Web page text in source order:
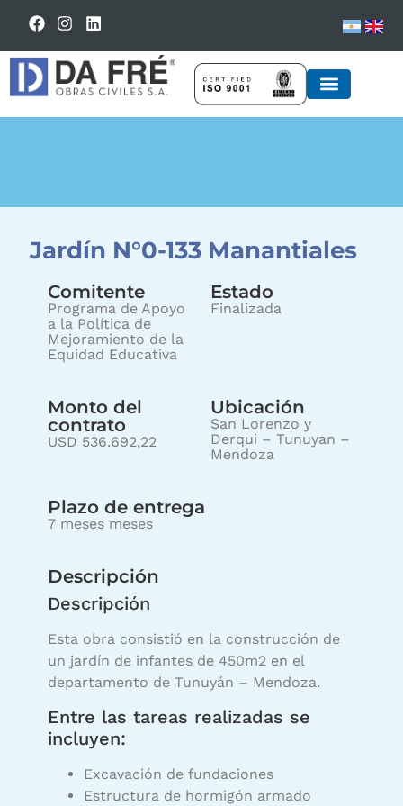
Jardín N°0-133 Manantiales
Comitente
Programa de Apoyo
a la Política de
Mejoramiento de la
Equidad Educativa
Estado
Finalizada
Monto del
contrato
USD 536.692,22
Ubicación
San Lorenzo y
Derqui – Tunuyan –
Mendoza
Plazo de entrega
7 meses meses
Descripción
Descripción
Esta obra consistió en la construcción de
un jardín de infantes de 450m2 en el
departamento de Tunuyán – Mendoza.
Entre las tareas realizadas se
incluyen:
Excavación de fundaciones
Estructura de hormigón armado